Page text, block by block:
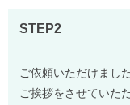
STEP2
ご依頼いただけまし
ご挨拶をさせていた